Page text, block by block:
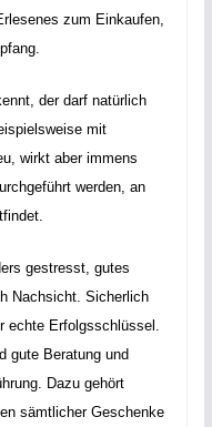
zum Einkaufen,
der darf natürlich
mit
wirkt aber immens
werden, an
gestresst, gutes
Nachsicht. Sicherlich
Erfolgsschlüssel.
gute Beratung und
Dazu gehört
sämtlicher Geschenke